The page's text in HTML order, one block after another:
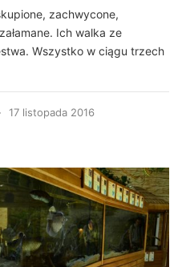
zachwycone,
Ich walka ze
Wszystko w ciągu trzech
17 listopada 2016